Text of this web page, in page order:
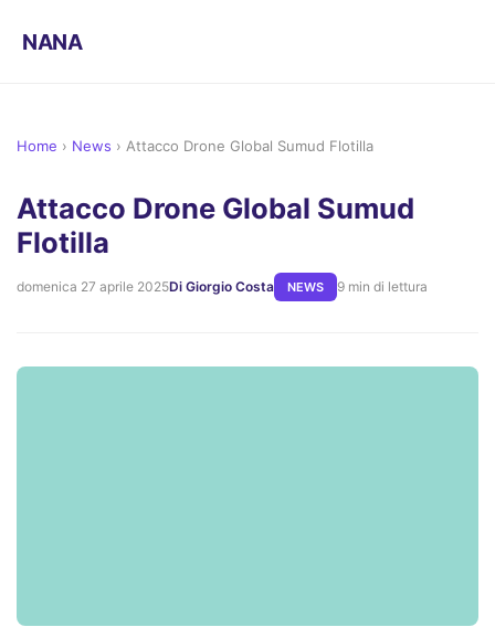
NANA
Home › News › Attacco Drone Global Sumud Flotilla
Attacco Drone Global Sumud
Flotilla
domenica 27 aprile 2025Di Giorgio Costa NEWS 9 min di lettura